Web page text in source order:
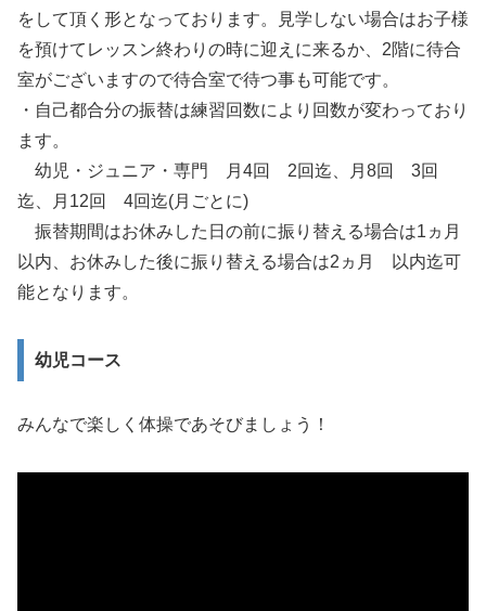
をして頂く形となっております。見学しない場合はお子様
を預けてレッスン終わりの時に迎えに来るか、2階に待合
室がございますので待合室で待つ事も可能です。
・自己都合分の振替は練習回数により回数が変わっており
ます。
幼児・ジュニア・専門 月4回 2回迄、月8回 3回
迄、月12回 4回迄(月ごとに)
振替期間はお休みした日の前に振り替える場合は1ヵ月
以内、お休みした後に振り替える場合は2ヵ月 以内迄可
能となります。
幼児コース
みんなで楽しく体操であそびましょう！